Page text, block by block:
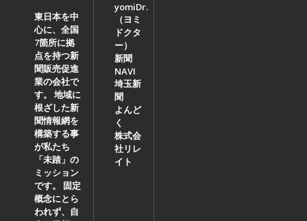
東日本を中
心に、全国
7箇所に拠
点を持つ新
聞販売促進
業の会社で
す。 地域に
根ざした新
聞情報網を
構築する事
が私たち
「未踏」の
ミッション
です。 固定
概念にとら
われず、自
yomiDr.
（ヨミ
ドクタ
ー）
新聞
NAVI
埼玉新
聞
よんど
く
株式会
社リレ
イト